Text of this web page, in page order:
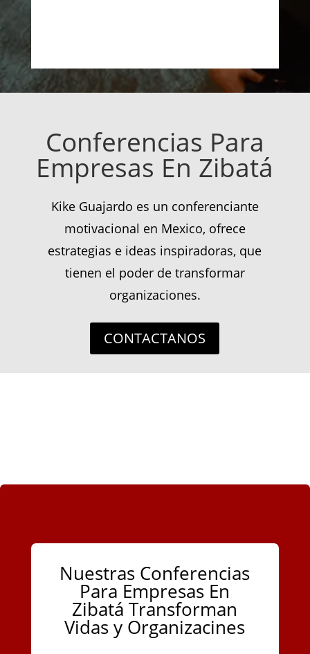
Conferencias Para
Empresas En Zibatá
Kike Guajardo es un conferenciante
motivacional en Mexico, ofrece
estrategias e ideas inspiradoras, que
tienen el poder de transformar
organizaciones.
CONTACTANOS
Nuestras Conferencias
Para Empresas En
Zibatá Transforman
Vidas y Organizacines